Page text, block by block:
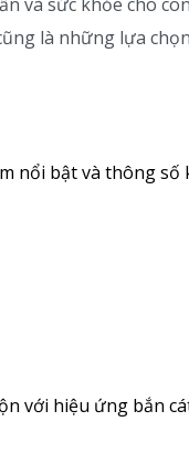
là những lựa
nổi bật và thông số
với hiệu ứng bắn